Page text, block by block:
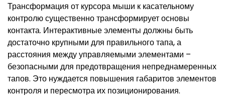
Трансформация от курсора мыши к касательному
контролю существенно трансформирует основы
контакта. Интерактивные элементы должны быть
достаточно крупными для правильного тапа, а
расстояния между управляемыми элементами –
безопасными для предотвращения непреднамеренных
тапов. Это нуждается повышения габаритов элементов
контроля и пересмотра их позиционирования.